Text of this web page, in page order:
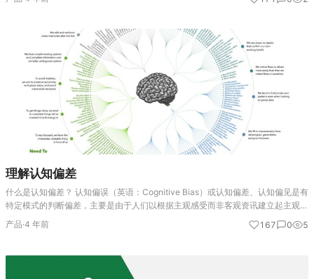
工…
理解认知偏差
什么是认知偏差？ 认知偏误（英语：Cognitive Bias）或认知偏差、认知偏见是有
特定模式的判断偏差，主要是由于人们以根据主观感受而非客观资讯建立起主观以
为的社会现实所致。认知偏误可导致感知失真、判断不精准、解释不合逻辑，或各
种统称“…
产品·4 年前 167 0 5